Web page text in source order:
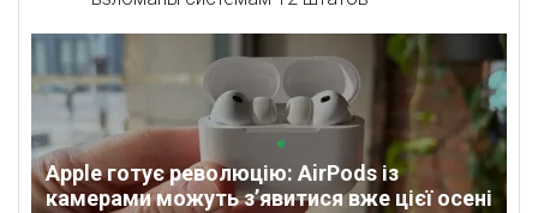
Apple готує революцію: AirPods із
камерами можуть з’явитися вже цієї осені